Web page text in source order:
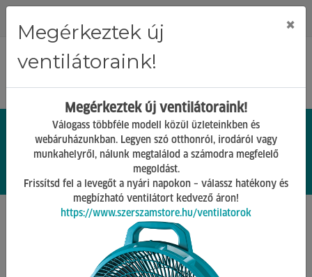
0 0.
Kézi szerszámok
Csavarkulcsok, készletek
Megérkeztek új
ventilátoraink!
×
Megérkeztek új ventilátoraink!
Válogass többféle modell közül üzleteinkben és
webáruházunkban. Legyen szó otthonról, irodáról vagy
munkahelyről, nálunk megtalálod a számodra megfelelő
megoldást.
Frissítsd fel a levegőt a nyári napokon – válassz hatékony és
megbízható ventilátort kedvező áron!
https://www.szerszamstore.hu/ventilatorok